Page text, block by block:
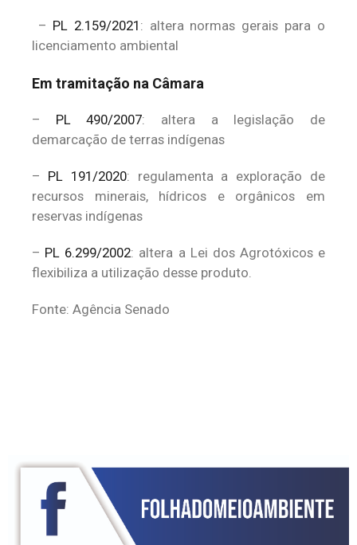
– PL 2.159/2021 : altera normas gerais para o
licenciamento ambiental
Em tramitação na Câmara
– PL 490/2007: altera a legislação de
demarcação de terras indígenas
– PL 191/2020: regulamenta a exploração de
recursos minerais, hídricos e orgânicos em
reservas indígenas
– PL 6.299/2002: altera a Lei dos Agrotóxicos e
flexibiliza a utilização desse produto.
Fonte: Agência Senado